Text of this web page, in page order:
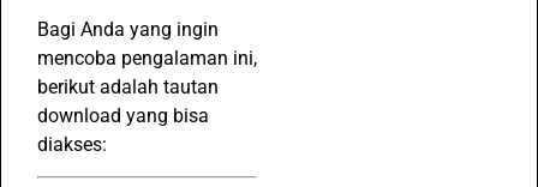
Bagi Anda yang ingin
mencoba pengalaman ini,
berikut adalah tautan
download yang bisa
diakses: